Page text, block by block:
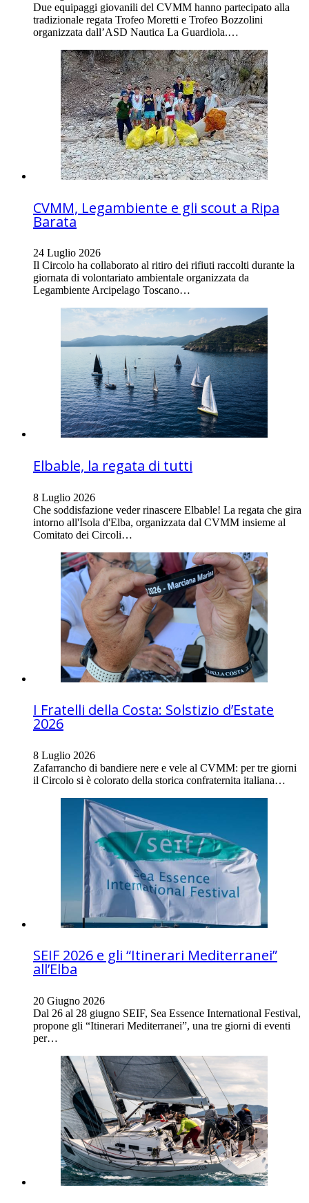
Due equipaggi giovanili del CVMM hanno partecipato alla
tradizionale regata Trofeo Moretti e Trofeo Bozzolini
organizzata dall’ASD Nautica La Guardiola.…
CVMM, Legambiente e gli scout a Ripa
Barata
24 Luglio 2026
Il Circolo ha collaborato al ritiro dei rifiuti raccolti durante la
giornata di volontariato ambientale organizzata da
Legambiente Arcipelago Toscano…
Elbable, la regata di tutti
8 Luglio 2026
Che soddisfazione veder rinascere Elbable! La regata che gira
intorno all'Isola d'Elba, organizzata dal CVMM insieme al
Comitato dei Circoli…
I Fratelli della Costa: Solstizio d’Estate
2026
8 Luglio 2026
Zafarrancho di bandiere nere e vele al CVMM: per tre giorni
il Circolo si è colorato della storica confraternita italiana…
SEIF 2026 e gli “Itinerari Mediterranei”
all’Elba
20 Giugno 2026
Dal 26 al 28 giugno SEIF, Sea Essence International Festival,
propone gli “Itinerari Mediterranei”, una tre giorni di eventi
per…